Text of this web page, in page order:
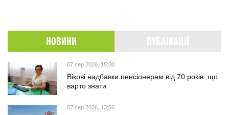
НОВИНИ
07 сер 2026, 15:00
Вікові надбавки пенсіонерам від 70 років: що
варто знати
07 сер 2026, 13:56